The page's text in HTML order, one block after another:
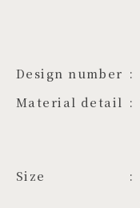
Design number
Material detail
Size